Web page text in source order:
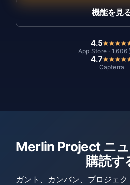
機能を見
4.5
App Store · 1,606
4.7
Capterra
Merlin Project ニ
購読す
ガント、カンバン、プロジェ